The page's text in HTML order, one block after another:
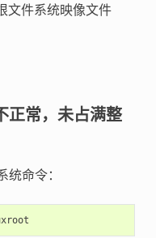
文件系统映像文件
正常，未占满整
命令：